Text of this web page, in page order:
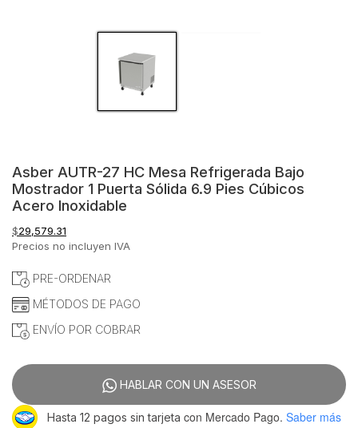
Asber AUTR-27 HC Mesa Refrigerada Bajo
Mostrador 1 Puerta Sólida 6.9 Pies Cúbicos
Acero Inoxidable
$29,579.31
Precios no incluyen IVA
PRE-ORDENAR
MÉTODOS DE PAGO
ENVÍO POR COBRAR
HABLAR CON UN ASESOR
Hasta 12 pagos sin tarjeta con Mercado Pago. Saber más